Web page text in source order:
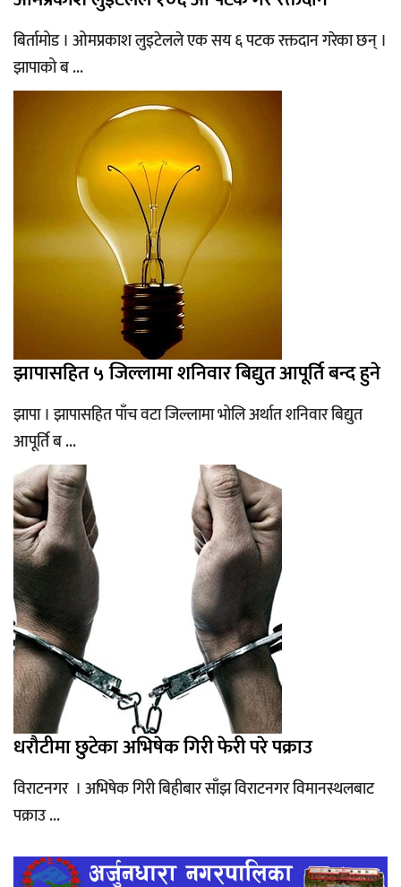
बिर्तामोड । ओमप्रकाश लुइटेलले एक सय ६ पटक रक्तदान गरेका छन् ।
झापाको ब ...
झापासहित ५ जिल्लामा शनिवार बिद्युत आपूर्ति बन्द हुने
झापा । झापासहित पाँच वटा जिल्लामा भोलि अर्थात शनिवार बिद्युत
आपूर्ति ब ...
धरौटीमा छुटेका अभिषेक गिरी फेरी परे पक्राउ
विराटनगर । अभिषेक गिरी बिहीबार साँझ विराटनगर विमानस्थलबाट
पक्राउ ...